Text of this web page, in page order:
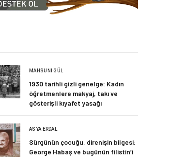
MAHSUNI GÜL
1930 tarihli gizli genelge: Kadın
öğretmenlere makyaj, takı ve
gösterişli kıyafet yasağı
ASYA ERDAL
Sürgünün çocuğu, direnişin bilgesi:
George Habaş ve bugünün filistin’i